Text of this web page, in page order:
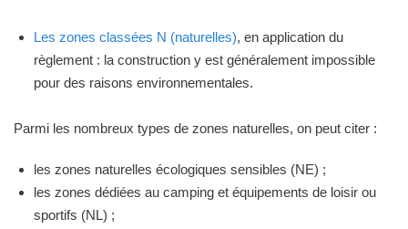
Les zones classées N (naturelles), en application du
règlement : la construction y est généralement impossible
pour des raisons environnementales.
Parmi les nombreux types de zones naturelles, on peut citer :
les zones naturelles écologiques sensibles (NE) ;
les zones dédiées au camping et équipements de loisir ou
sportifs (NL) ;